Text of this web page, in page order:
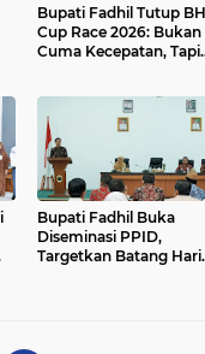
Bupati Fadhil Tutup BH
Cup Race 2026: Bukan
Cuma Kecepatan, Tapi
Bupati Fadhil Buka
Diseminasi PPID,
Targetkan Batang Hari